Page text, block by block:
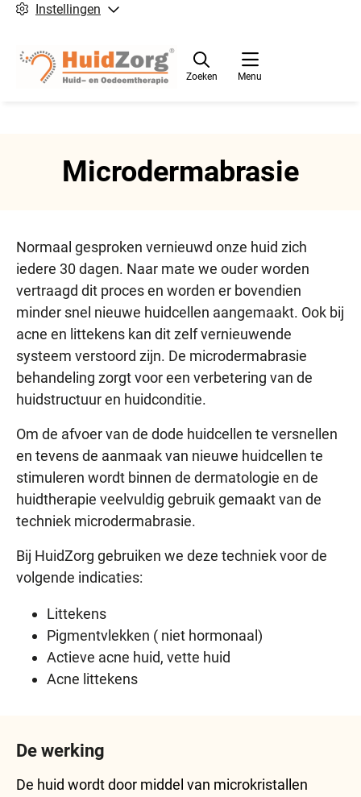
Instellingen
Menu
Zoeken
Microdermabrasie
Normaal gesproken vernieuwd onze huid zich
iedere 30 dagen. Naar mate we ouder worden
vertraagd dit proces en worden er bovendien
minder snel nieuwe huidcellen aangemaakt. Ook bij
acne en littekens kan dit zelf vernieuwende
systeem verstoord zijn. De microdermabrasie
behandeling zorgt voor een verbetering van de
huidstructuur en huidconditie.
Om de afvoer van de dode huidcellen te versnellen
en tevens de aanmaak van nieuwe huidcellen te
stimuleren wordt binnen de dermatologie en de
huidtherapie veelvuldig gebruik gemaakt van de
techniek microdermabrasie.
Bij HuidZorg gebruiken we deze techniek voor de
volgende indicaties:
Littekens
Pigmentvlekken ( niet hormonaal)
Actieve acne huid, vette huid
Acne littekens
De werking
De huid wordt door middel van microkristallen